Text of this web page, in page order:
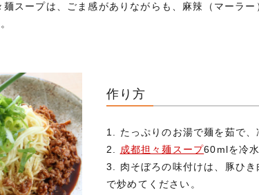
麺スープは、ごま感がありながらも、麻辣（マーラ
作り方
1. たっぷりのお湯で麺を茹で
2. 成都担々麺スープ60mlを冷
3. 肉そぼろの味付けは、豚ひ
で炒めてください。